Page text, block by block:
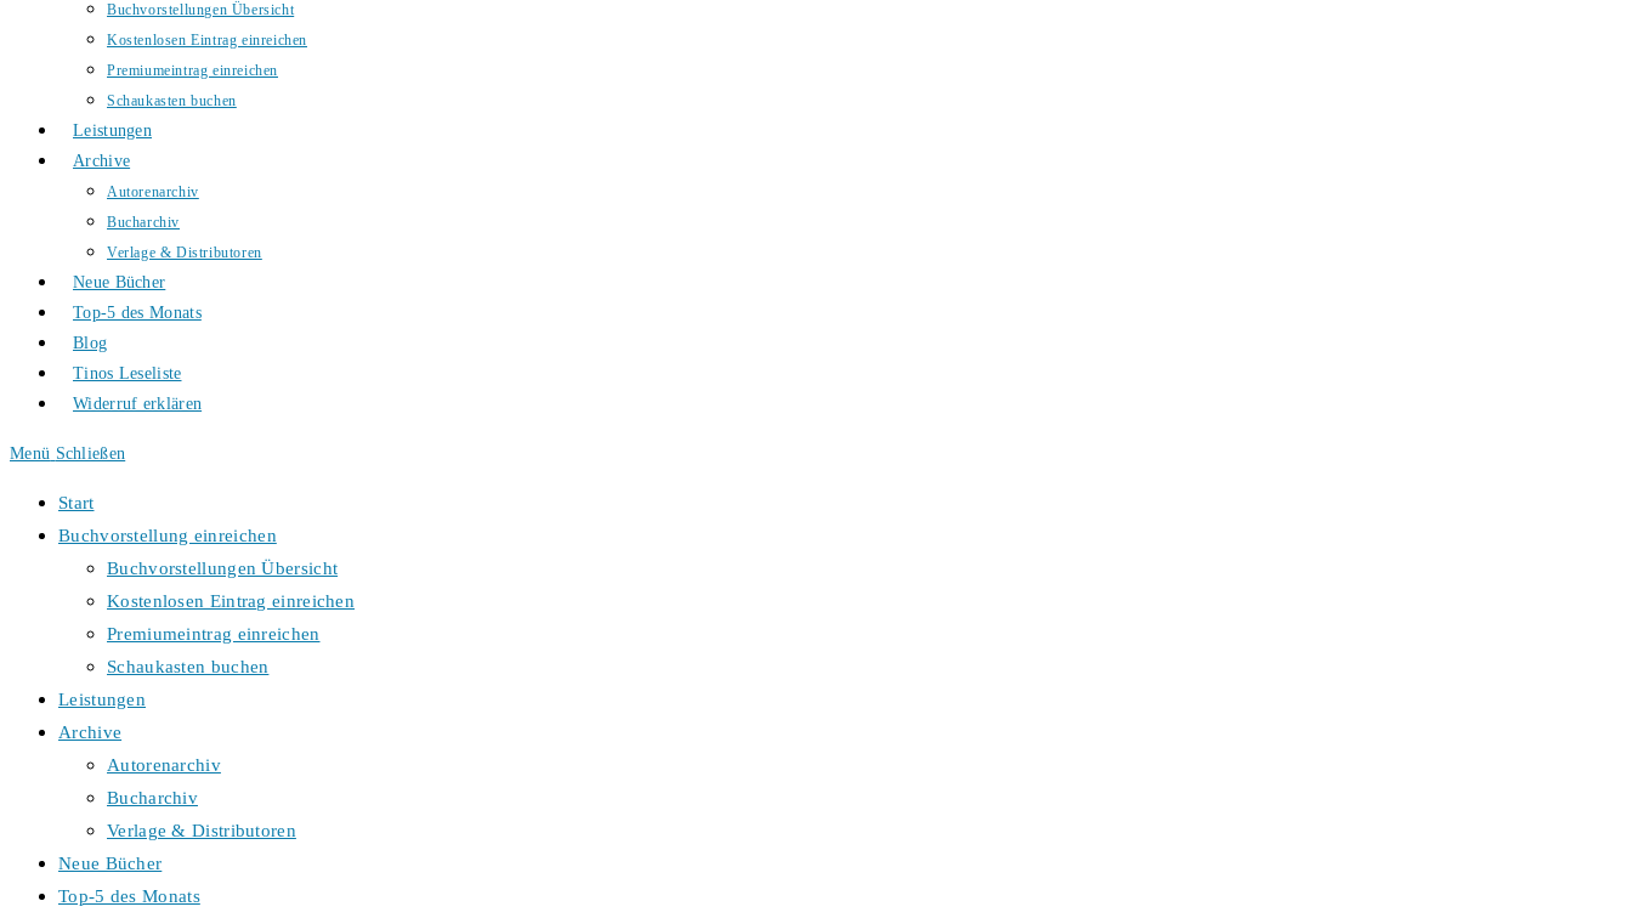
Buchvorstellungen Übersicht
Kostenlosen Eintrag einreichen
Premiumeintrag einreichen
Schaukasten buchen
Leistungen
Archive
Autorenarchiv
Bucharchiv
Verlage & Distributoren
Neue Bücher
Top-5 des Monats
Blog
Tinos Leseliste
Widerruf erklären
Menü Schließen
Start
Buchvorstellung einreichen
Buchvorstellungen Übersicht
Kostenlosen Eintrag einreichen
Premiumeintrag einreichen
Schaukasten buchen
Leistungen
Archive
Autorenarchiv
Bucharchiv
Verlage & Distributoren
Neue Bücher
Top-5 des Monats